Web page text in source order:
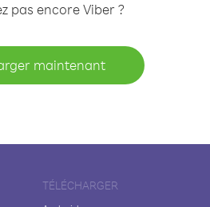
pas encore Viber ?
maintenant
TÉLÉCHARGER